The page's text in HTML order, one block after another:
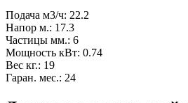
Подача м3/ч: 22.2
Напор м.: 17.3
Частицы мм.: 6
Мощность кВт: 0.74
Вес кг.: 19
Гаран. мес.: 24